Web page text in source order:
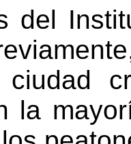
del
la